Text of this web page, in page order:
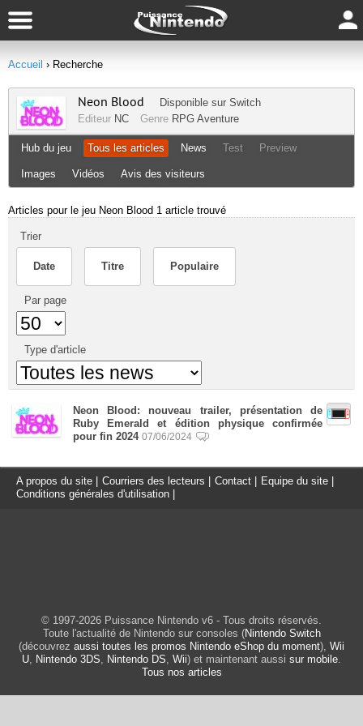
Accueil › Recherche
Neon Blood Disponible sur Switch
Editeur NC Genre RPG Aventure
Hub du jeu Tous les articles News Test Preview
Images Vidéos Avis des visiteurs
Articles pour le jeu Neon Blood 1 article trouvé
Trier
Date Titre Populaire
Par page
Type d'article
Neon Blood: nouveau trailer, présentation de
Ruby Emerald et édition physique confirmée
pour fin 2024 07/06/2024
A propos du site Courriers des lecteurs Contact Equipe du site
Conditions générales d'utilisation
© 1997-2026 Puissance Nintendo v6 - Tous droits réservés.
Toute l'actualité de Nintendo sur consoles (Nintendo Switch
(découvrez aussi toutes les promos Nintendo eShop du moment), Wii
U, Nintendo 3DS, Nintendo DS, Wii) et maintenant aussi sur mobile.
Tous nos articles